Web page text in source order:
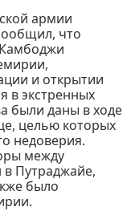
армии
что
и открытии
в экстренных
были даны в ходе
целью которых
недоверия.
между
Путраджайе,
было